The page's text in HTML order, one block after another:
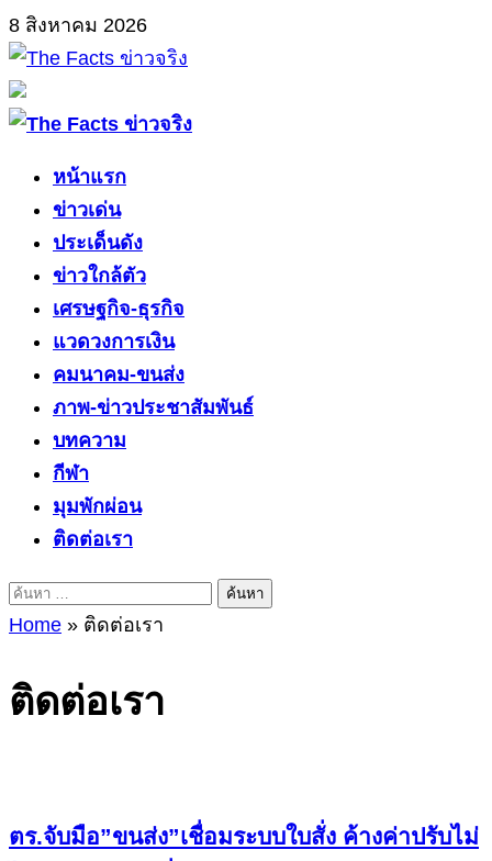
Skip
to
content
8 สิงหาคม 2026
Primary
หน้าแรก
ข่าวเด่น
ประเด็นดัง
ข่าวใกล้ตัว
เศรษฐกิจ-ธุรกิจ
แวดวงการเงิน
คมนาคม-ขนส่ง
ภาพ-ข่าวประชาสัมพันธ์
บทความ
กีฬา
มุมพักผ่อน
ติดต่อเรา
ค้นหา
สำหรับ:
Home » ติดต่อเรา
ติดต่อเรา
ตร.จับมือ”ขนส่ง”เชื่อมระบบใบสั่ง ค้างค่าปรับไม่